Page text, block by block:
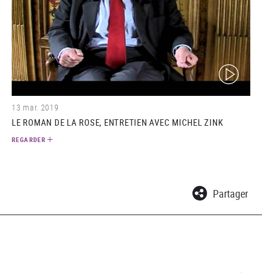
(video)
13 mar. 2019
LE ROMAN DE LA ROSE, ENTRETIEN AVEC MICHEL ZINK
REGARDER
Partager